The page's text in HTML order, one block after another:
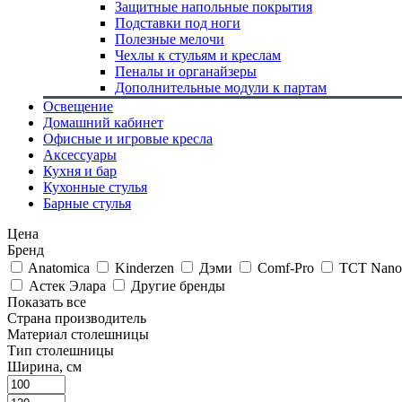
Защитные напольные покрытия
Подставки под ноги
Полезные мелочи
Чехлы к стульям и креслам
Пеналы и органайзеры
Дополнительные модули к партам
Освещение
Домашний кабинет
Офисные и игровые кресла
Аксессуары
Кухня и бар
Кухонные стулья
Барные стулья
Цена
Бренд
Anatomica
Kinderzen Дэми Comf-Pro
TCT
Астек Элара
Другие бренды
Показать все
Страна производитель
Материал столешницы
Тип столешницы
Ширина, см